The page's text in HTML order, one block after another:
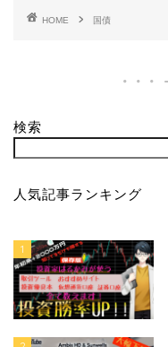
HOME 国債
検索
人気記事ランキング
1